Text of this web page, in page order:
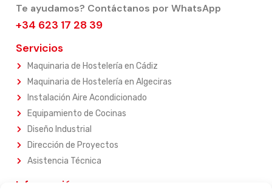
Te ayudamos? Contáctanos por WhatsApp
+34 623 17 28 39
Servicios
Maquinaria de Hostelería en Cádiz
Maquinaria de Hostelería en Algeciras
Instalación Aire Acondicionado
Equipamiento de Cocinas
Diseño Industrial
Dirección de Proyectos
Asistencia Técnica
Información